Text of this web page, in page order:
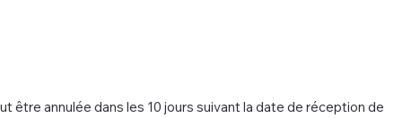
être annulée dans les 10 jours suivant la date de réception de